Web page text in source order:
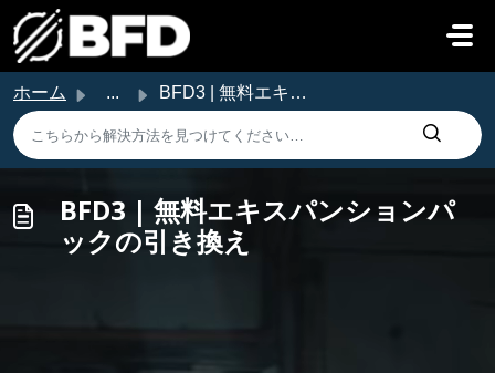
メインコンテンツに移動
ホーム ... BFD3 | 無料エキスパンションパックの引き換え
BFD3 | 無料エキスパンションパ
ックの引き換え